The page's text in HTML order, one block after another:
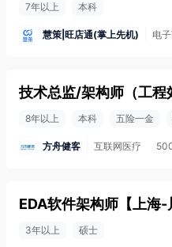
7年以上 本科
慧策|旺店通(掌上先机) 电
技术总监/架构师（工程
8年以上 本科 五险一金
方舟健客 互联网医疗
EDA软件架构师 【 上海
3年以上 硕士